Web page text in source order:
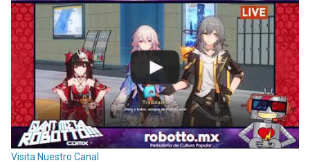
Visita Nuestro Canal